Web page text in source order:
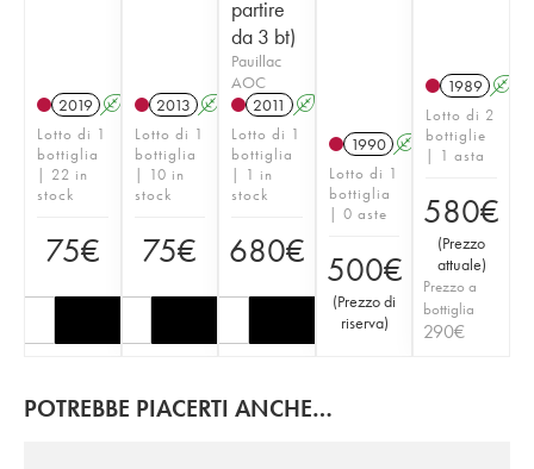
2019 A
Lotto di 1
bottiglia
| 22 in
stock
75€
2013 A
Lotto di 1
bottiglia
| 10 in
stock
75€
partire
da 3 bt)
Pauillac
AOC
2011
A
Lotto di 1
bottiglia
| 1 in
stock
680€
1990 A
Lotto di 1
bottiglia
| 0 aste
500€
(Prezzo di
riserva)
1989 A
Lotto di 2
bottiglie
| 1 asta
580€
(Prezzo
attuale)
Prezzo a
bottiglia
290€
POTREBBE PIACERTI ANCHE…